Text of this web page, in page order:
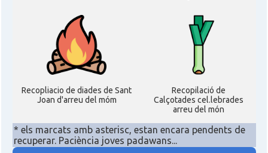
Recopliacio de diades de Sant
Joan d'arreu del móm
Recopilació de
Calçotades cel.lebrades
arreu del món
* els marcats amb asterisc, estan encara pendents de
recuperar. Paciència joves padawans...